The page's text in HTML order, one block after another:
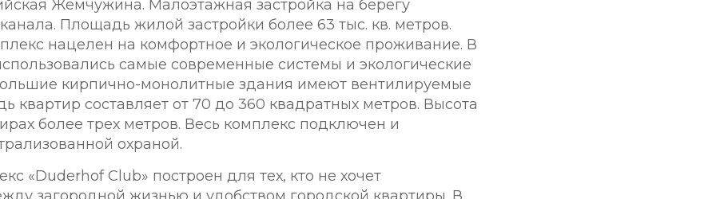
Жемчужина. Малоэтажная застройка на берегу
Площадь жилой застройки более 63 тыс. кв. метров.
нацелен на комфортное и экологическое проживание. В
самые современные системы и экологические
кирпично-монолитные здания имеют вентилируемые
квартир составляет от 70 до 360 квадратных метров. Высота
более трех метров. Весь комплекс подключен и
охраной.
«Duderhof Club» построен для тех, кто не хочет